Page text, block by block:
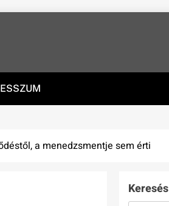
a menedzsmentje sem érti
Keresés